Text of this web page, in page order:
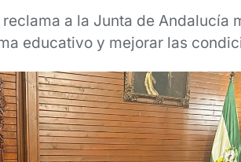
a la Junta de Andalucía
educativo y mejorar las